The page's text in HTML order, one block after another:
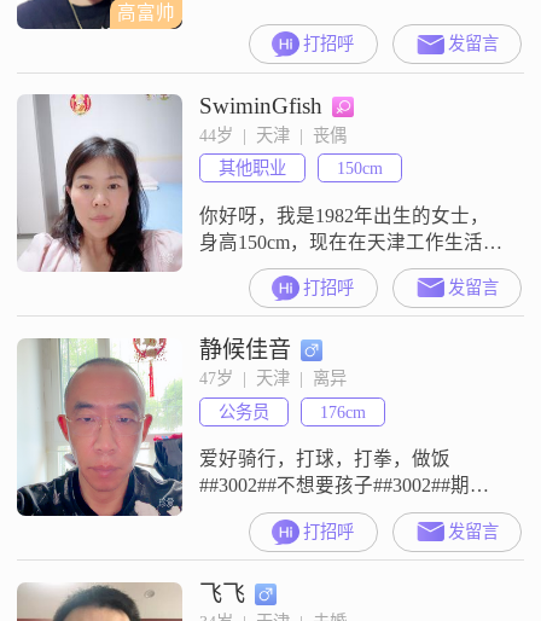
高富帅
打招呼 发留言
SwiminGfish
44岁  |  天津  |  丧偶
其他职业
150cm
你好呀，我是1982年出生的女士，
身高150cm，现在在天津工作生活
##3002##我的月收入在3001到5000
元之间，学历是高中及以下
##3002##性格上我是个温柔体贴的
人，平时待人真诚可靠，大家都说
我乐观积极，我也确实是个开朗爱
笑的人##3002##我热爱生活，也一
直在追求事业上的成就，同时也喜
欢精致的生活状态
打招呼 发留言
静候佳音
47岁  |  天津  |  离异
公务员
176cm
爱好骑行，打球，打拳，做饭
##3002##不想要孩子##3002##期待
在这里遇到合适的那个人##3002##
打招呼 发留言
飞飞